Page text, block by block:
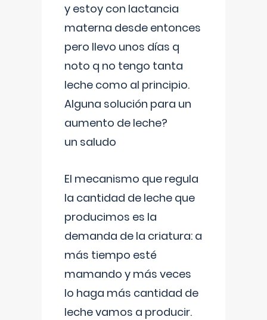
y estoy con lactancia
materna desde entonces
pero llevo unos días q
noto q no tengo tanta
leche como al principio.
Alguna solución para un
aumento de leche?
un saludo
El mecanismo que regula
la cantidad de leche que
producimos es la
demanda de la criatura: a
más tiempo esté
mamando y más veces
lo haga más cantidad de
leche vamos a producir.